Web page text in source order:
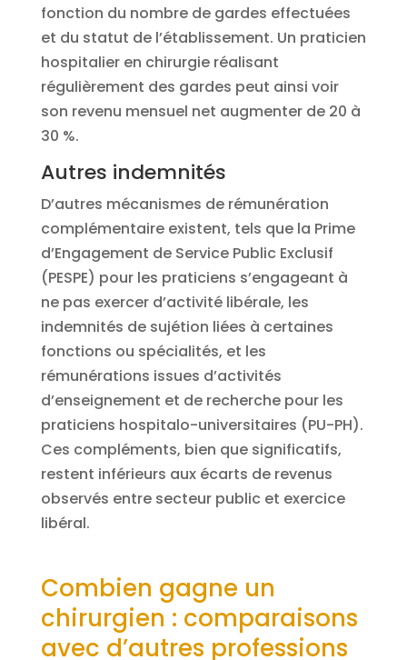
fonction du nombre de gardes effectuées
et du statut de l’établissement. Un praticien
hospitalier en chirurgie réalisant
régulièrement des gardes peut ainsi voir
son revenu mensuel net augmenter de 20 à
30 %.
Autres indemnités
D’autres mécanismes de rémunération
complémentaire existent, tels que la Prime
d’Engagement de Service Public Exclusif
(PESPE) pour les praticiens s’engageant à
ne pas exercer d’activité libérale, les
indemnités de sujétion liées à certaines
fonctions ou spécialités, et les
rémunérations issues d’activités
d’enseignement et de recherche pour les
praticiens hospitalo-universitaires (PU-PH).
Ces compléments, bien que significatifs,
restent inférieurs aux écarts de revenus
observés entre secteur public et exercice
libéral.
Combien gagne un
chirurgien : comparaisons
avec d’autres professions